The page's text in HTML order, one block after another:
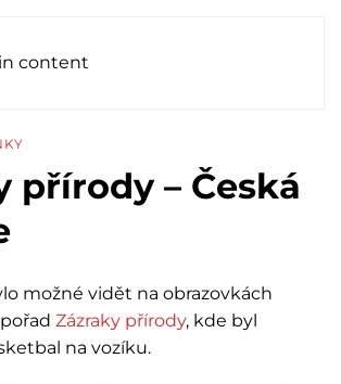
content
přírody – Česká
možné vidět na obrazovkách
Zázraky přírody, kde byl
na vozíku.